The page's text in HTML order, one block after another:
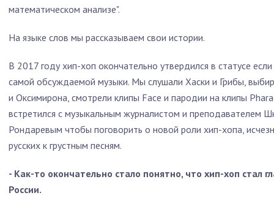
математическом анализе".
На языке слов мы рассказываем свои истории.
В 2017 году хип-хоп окончательно утвердился в статусе
самой обсуждаемой музыки. Мы слушали Хаски и Грибы,
и Оксимирона, смотрели клипы Face и пародии на клипы
встретился с музыкальным журналистом и преподавателем
Рондаревым чтобы поговорить о новой роли хип-хопа,
русских к грустным песням.
- Как-то окончательно стало понятно, что хип-хоп стал
России.